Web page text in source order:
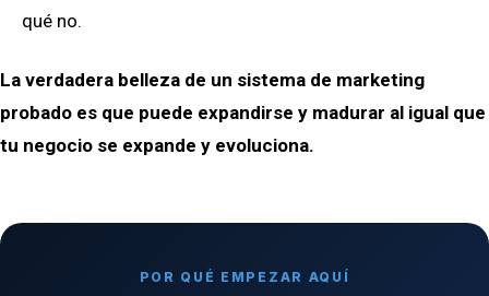
qué no.
La verdadera belleza de un sistema de marketing
probado es que puede expandirse y madurar al igual que
tu negocio se expande y evoluciona.
POR QUÉ EMPEZAR AQUÍ